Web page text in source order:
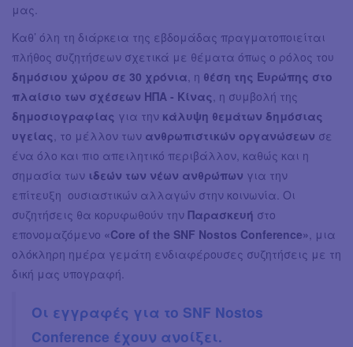
μας.
Καθ’ όλη τη διάρκεια της εβδομάδας πραγματοποιείται
πλήθος συζητήσεων σχετικά με θέματα όπως ο ρόλος του
δημόσιου χώρου σε 30 χρόνια , η θέση της Ευρώπης στο
πλαίσιο των σχέσεων ΗΠΑ - Κίνας , η συμβολή της
δημοσιογραφίας για την κάλυψη θεμάτων δημόσιας
υγείας , το μέλλον των ανθρωπιστικών οργανώσεων σε
ένα όλο και πιο απειλητικό περιβάλλον, καθώς και η
σημασία των ιδεών των νέων ανθρώπων για την
επίτευξη ουσιαστικών αλλαγών στην κοινωνία. Οι
συζητήσεις θα κορυφωθούν την Παρασκευή στο
επονομαζόμενο «Core of the SNF Nostos Conference» , μια
ολόκληρη ημέρα γεμάτη ενδιαφέρουσες συζητήσεις με τη
δική μας υπογραφή.
Οι εγγραφές για το SNF Nostos
Conference έχουν ανοίξει.